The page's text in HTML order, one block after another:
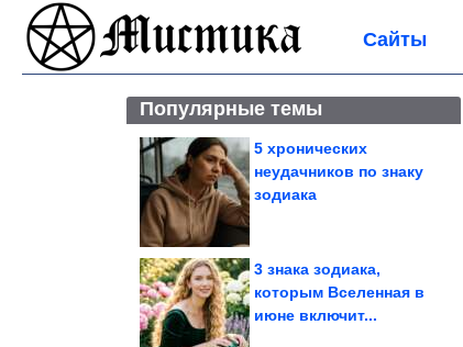
Сайты
Популярные темы
5 хронических
неудачников по знаку
зодиака
3 знака зодиака,
которым Вселенная в
июне включит...